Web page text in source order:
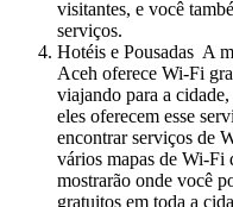
visitantes, e você
serviços.
Hotéis e Pousadas A
Aceh oferece Wi-Fi
viajando para a
eles oferecem esse
encontrar serviços de
vários mapas de Wi-Fi
mostrarão onde você
gratuitos em toda a